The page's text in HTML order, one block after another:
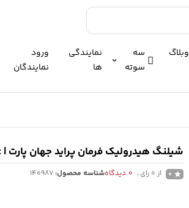
وبلاگ
سه
سوته
نمایندگی
ها
ورود
نمایندگان
شیلنگ هیدرولیک فرمان پراید جهان پارت | ipnc
0 از 0 رای 0 دیدگاهشناسه محصول:140987